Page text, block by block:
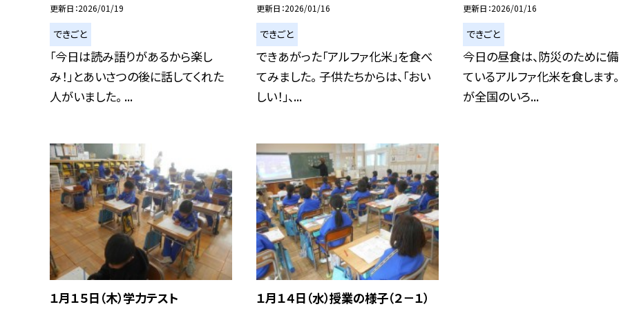
更新日 2026/01/19
できごと
「今日は読み語りがあるから楽し
み！」とあいさつの後に話してくれた
人がいました。 ...
更新日 2026/01/16
できごと
できあがった「アルファ化米」を食べ
てみました。 子供たちからは、「おい
しい！」、...
更新日 2026/01/16
できごと
今日の昼食は、防災のために
ているアルファ化米を食します
が全国のいろ...
１月１５日（木）学力テスト １月１４日（水）授業の様子（２－１）